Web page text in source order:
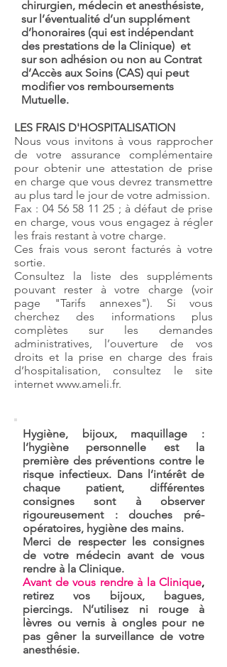
chirurgien, médecin et anesthésiste,
sur l’éventualité d’un supplément
d’honoraires (qui est indépendant
des prestations de la Clinique) et
sur son adhésion ou non au Contrat
d’Accès aux Soins (CAS) qui peut
modifier vos remboursements
Mutuelle.
LES FRAIS D'HOSPITALISATION
Nous vous invitons à vous rapprocher
de votre assurance complémentaire
pour obtenir une attestation de prise
en charge que vous devrez transmettre
au plus tard le jour de votre admission.
Fax : 04 56 58 11 25 ; à défaut de prise
en charge, vous vous engagez à régler
les frais restant à votre charge.
Ces frais vous seront facturés à votre
sortie.
Consultez la liste des suppléments
pouvant rester à votre charge (voir
page "Tarifs annexes"). Si vous
cherchez des informations plus
complètes sur les demandes
administratives, l’ouverture de vos
droits et la prise en charge des frais
d’hospitalisation, consultez le site
internet www.ameli.fr.
Hygiène, bijoux, maquillage :
l’hygiène personnelle est la
première des préventions contre le
risque infectieux. Dans l’intérêt de
chaque patient, différentes
consignes sont à observer
rigoureusement : douches pré-
opératoires, hygiène des mains.
Merci de respecter les consignes
de votre médecin avant de vous
rendre à la Clinique.
Avant de vous rendre à la Clinique,
retirez vos bijoux, bagues,
piercings. N’utilisez ni rouge à
lèvres ou vernis à ongles pour ne
pas gêner la surveillance de votre
anesthésie.